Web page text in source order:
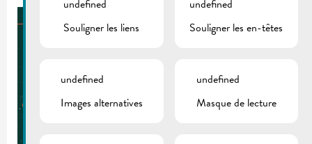
undefined
Souligner les liens
undefined
Souligner les en-têtes
undefined
Images alternatives
undefined
Masque de lecture